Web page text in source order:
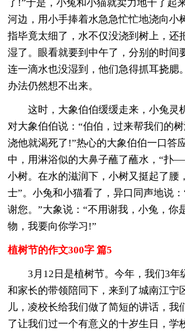
了!”于是，小兔和小猫就卖力地干了起
河边，用小手捧着水急急忙忙地浇向小
指毕竟太细了，水不仅没浇到树上，还
湿了。眼看就要到中午了，分别的时间
连一滴水也没湿到，他们急得抓耳挠腮
办法仍然想不出来。
这时，大象伯伯缓缓走来，小兔灵
对大象伯伯说：“伯伯，过来帮我们的
浇他就渴死了!”热心的大象伯伯一口答
中，用淋浴似的大鼻子蘸了蘸水，“扑
小树。在水的滋润下，小树又挺起了腰
士”。小兔和小猫看了，异口同声地说
谢您。”大象说：“不用谢我，小兔，你
物，我要向你学习!”
植树节的作文300字 篇5
3月12日是植树节。今年，我们3年
和家长的带领陪同下，来到了城南江宁
儿，凌校长给我们做了简短的讲话，我
了让我们过一个有意义的十岁生日，学